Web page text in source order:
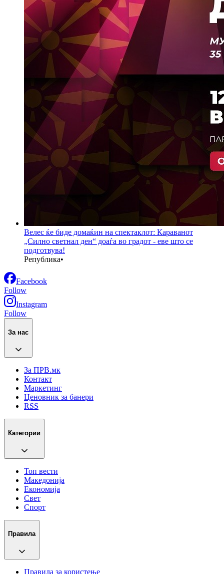
Велес ќе биде домаќин на спектаклот: Караванот
„Силно светнал ден“ доаѓа во градот - еве што се
подготвува!
Република•
Facebook
Follow
Instagram
Follow
За нас
За ПРВ.мк
Контакт
Маркетинг
Ценовник за банери
RSS
Категории
Топ вести
Македонија
Економија
Свет
Спорт
Правила
Правила за користење